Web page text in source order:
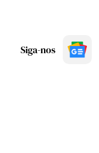
Siga-nos